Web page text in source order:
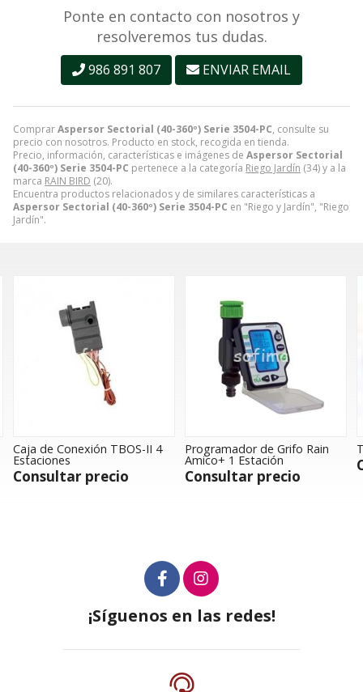
ComprarAspersor Sectorial (40-360º) Serie 3504-PC, consulte su
precio con nosotros. Producto en stock, recogida en tienda.
Precio, información, características e imágenes de Aspersor Sectorial
(40-360º) Serie 3504-PC pertenece a la categoría Riego Jardín (34) y a la
marca RAIN BIRD (20).
Encuentra productos relacionados y de similares características a
Aspersor Sectorial (40-360º) Serie 3504-PC en "Riego y Jardín", "Riego
Jardín".
Ponte en contacto con nosotros y
resolveremos tus dudas.
986 891 807 ENVIAR EMAIL
Caja de Conexión TBOS-II 4
Estaciones
Consultar precio
Programador de Grifo Rain
Amico+ 1 Estación
Consultar precio
¡Síguenos en las redes!